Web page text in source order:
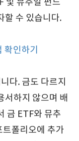
할 수 있습니다.
확인하기
다. 금도 다르지
서하지 않으며 배
금 ETF와 뮤추
폴리오에 추가